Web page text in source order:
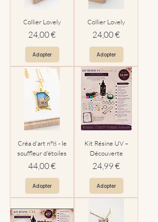
Collier Lovely
Prix
24,00 €
Adopter
Collier Lovely
Prix
24,00 €
Adopter
Créa d'art n°8 - le
souffleur d'étoiles
Prix
44,00 €
Adopter
Kit Résine UV –
Découverte
Prix
24,99 €
Adopter